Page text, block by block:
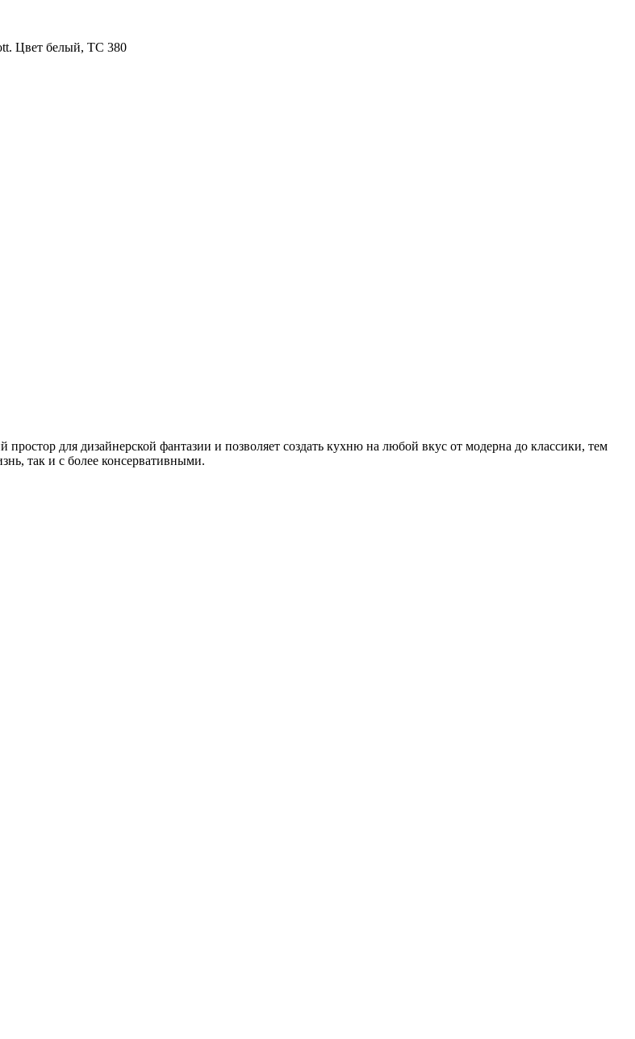
Цвет белый, ТС 380
для дизайнерской фантазии и позволяет создать кухню на любой вкус от модерна до классики, тем
так и с более консервативными.